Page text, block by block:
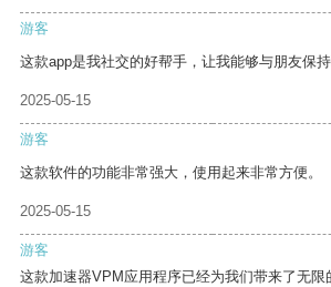
游客
这款app是我社交的好帮手，让我能够与朋友保
2025-05-15
游客
这款软件的功能非常强大，使用起来非常方便。
2025-05-15
游客
这款加速器VPM应用程序已经为我们带来了无限